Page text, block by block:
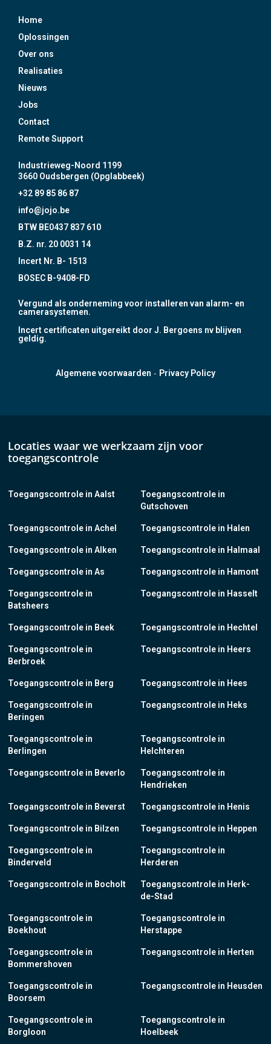
Home
Oplossingen
Over ons
Realisaties
Nieuws
Jobs
Contact
Remote Support
Industrieweg-Noord 1199
3660 Oudsbergen (Opglabbeek)
+32 89 85 86 87
info@jojo.be
BTW BE0437 837 610
B.Z. nr. 20 0031 14
Incert Nr. B- 1513
BOSEC B-9408-FD
Vergund als onderneming voor installeren van alarm- en
camerasystemen.
Incert certificaten uitgereikt door J. Bergoens nv blijven
geldig.
Algemene voorwaarden - Privacy Policy
Locaties waar we werkzaam zijn voor
toegangscontrole
Toegangscontrole in Aalst
Toegangscontrole in Achel
Toegangscontrole in Alken
Toegangscontrole in As
Toegangscontrole in
Batsheers
Toegangscontrole in Beek
Toegangscontrole in
Berbroek
Toegangscontrole in Berg
Toegangscontrole in
Beringen
Toegangscontrole in
Berlingen
Toegangscontrole in Beverlo
Toegangscontrole in Beverst
Toegangscontrole in Bilzen
Toegangscontrole in
Binderveld
Toegangscontrole in Bocholt
Toegangscontrole in
Boekhout
Toegangscontrole in
Bommershoven
Toegangscontrole in
Boorsem
Toegangscontrole in
Borgloon
Toegangscontrole in
Gutschoven
Toegangscontrole in Halen
Toegangscontrole in Halmaal
Toegangscontrole in Hamont
Toegangscontrole in Hasselt
Toegangscontrole in Hechtel
Toegangscontrole in Heers
Toegangscontrole in Hees
Toegangscontrole in Heks
Toegangscontrole in
Helchteren
Toegangscontrole in
Hendrieken
Toegangscontrole in Henis
Toegangscontrole in Heppen
Toegangscontrole in
Herderen
Toegangscontrole in Herk-
de-Stad
Toegangscontrole in
Herstappe
Toegangscontrole in Herten
Toegangscontrole in Heusden
Toegangscontrole in
Hoelbeek